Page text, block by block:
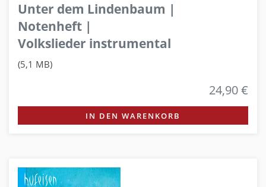
Unter dem Lindenbaum |
Notenheft |
Volkslieder instrumental
(5,1 MB)
24,90 €
IN DEN WARENKORB